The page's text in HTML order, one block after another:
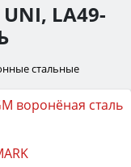
UNI, LA49-
стальные